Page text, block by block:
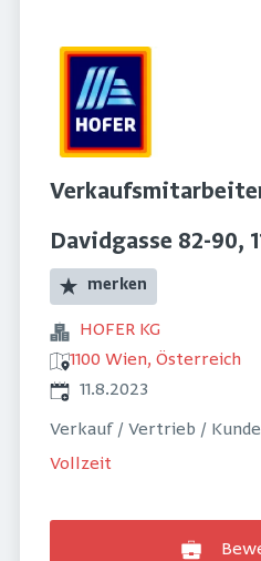
Davidgasse 82-90,
merken
HOFER KG
1100 Wien, Österreich
Veröffentlicht
11.8.2023
Verkauf / Vertrieb /
Vollzeit